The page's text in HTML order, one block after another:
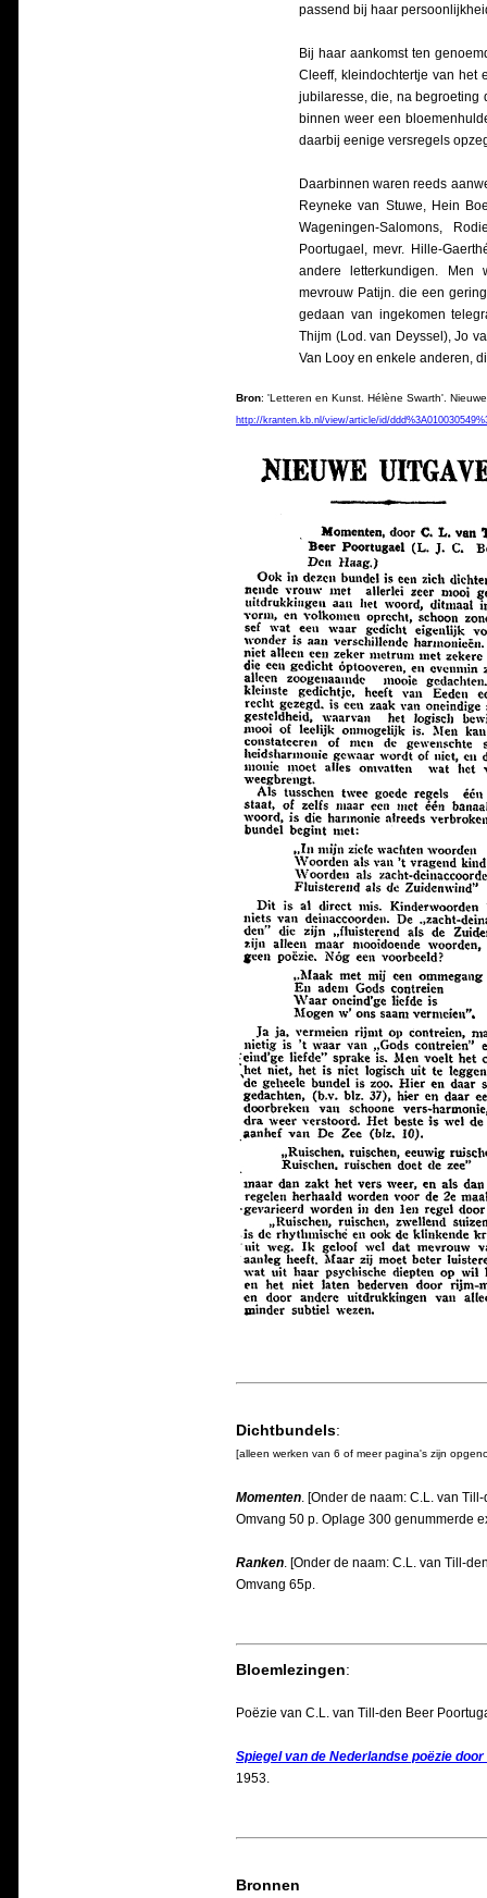
passend bij haar
Bij haar aankomst ten
Cleeff, kleindochtertje van het
jubilaresse, die, na begroeting
binnen weer een
daarbij eenige versregels
Daarbinnen waren reeds
Reyneke van Stuwe, Hein
Wageningen-Salomons,
Poortugael, mevr. Hille-
andere letterkundigen.
mevrouw Patijn. die een
gedaan van ingekomen
Thijm (Lod. van Deyssel), Jo
Van Looy en enkele anderen,
Bron: 'Letteren en Kunst. Hélène Swarth'.
http://kranten.kb.nl/view/article/id/
Dichtbundels:
[alleen werken van 6 of meer pagina's zijn
Momenten. [Onder de naam: C.L. van
Omvang 50 p. Oplage 300 genummerde
Ranken. [Onder de naam: C.L. van Till-
Omvang 65p.
Bloemlezingen:
Poëzie van C.L. van Till-den Beer
Spiegel van de Nederlandse poëzie
1953.
Bronnen